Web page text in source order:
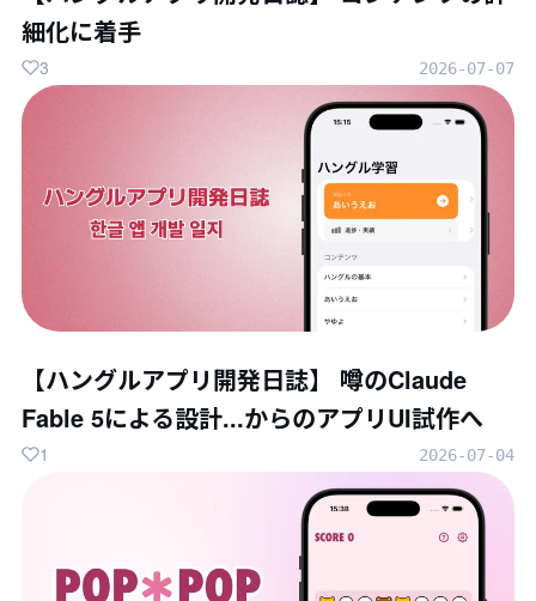
細化に着手
2026-07-07
3
【ハングルアプリ開発日誌】 噂のClaude
Fable 5による設計...からのアプリUI試作へ
2026-07-04
1